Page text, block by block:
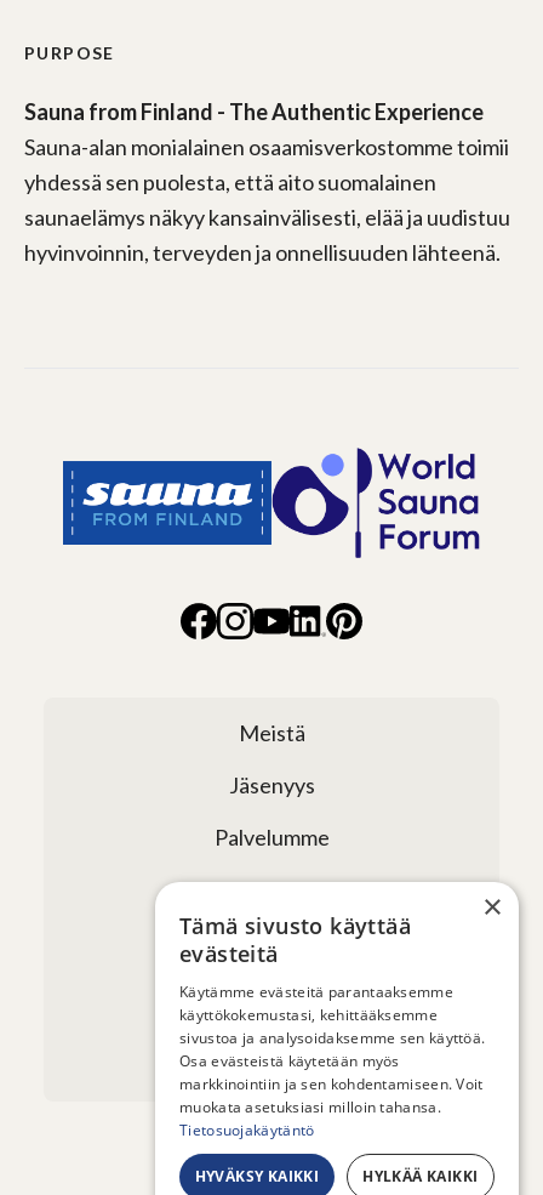
PURPOSE
Sauna from Finland - The Authentic Experience
Sauna-alan monialainen osaamisverkostomme toimii
yhdessä sen puolesta, että aito suomalainen
saunaelämys näkyy kansainvälisesti, elää ja uudistuu
hyvinvoinnin, terveyden ja onnellisuuden lähteenä.
Meistä
Jäsenyys
Palvelumme
Verkostomme
Tapahtumat
Uutiset ja artikkelit
Yhteystiedot
×
Tämä sivusto käyttää
evästeitä
Käytämme evästeitä parantaaksemme
käyttökokemustasi, kehittääksemme
sivustoa ja analysoidaksemme sen käyttöä.
Osa evästeistä käytetään myös
markkinointiin ja sen kohdentamiseen. Voit
muokata asetuksiasi milloin tahansa.
Tietosuojakäytäntö
HYVÄKSY KAIKKI HYLKÄÄ KAIKKI